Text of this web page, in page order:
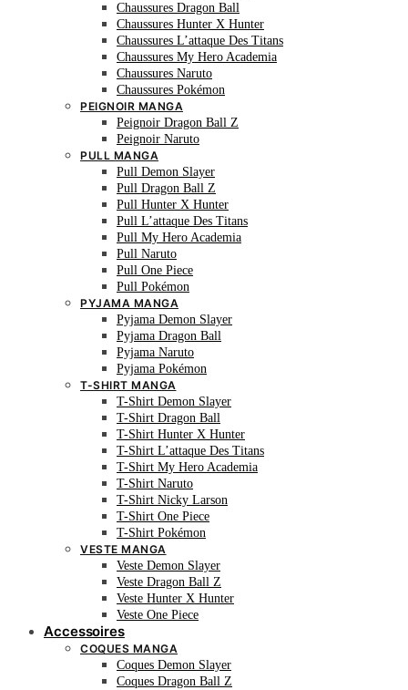
Chaussures Dragon Ball
Chaussures Hunter X Hunter
Chaussures L’attaque Des Titans
Chaussures My Hero Academia
Chaussures Naruto
Chaussures Pokémon
PEIGNOIR MANGA
Peignoir Dragon Ball Z
Peignoir Naruto
PULL MANGA
Pull Demon Slayer
Pull Dragon Ball Z
Pull Hunter X Hunter
Pull L’attaque Des Titans
Pull My Hero Academia
Pull Naruto
Pull One Piece
Pull Pokémon
PYJAMA MANGA
Pyjama Demon Slayer
Pyjama Dragon Ball
Pyjama Naruto
Pyjama Pokémon
T-SHIRT MANGA
T-Shirt Demon Slayer
T-Shirt Dragon Ball
T-Shirt Hunter X Hunter
T-Shirt L’attaque Des Titans
T-Shirt My Hero Academia
T-Shirt Naruto
T-Shirt Nicky Larson
T-Shirt One Piece
T-Shirt Pokémon
VESTE MANGA
Veste Demon Slayer
Veste Dragon Ball Z
Veste Hunter X Hunter
Veste One Piece
Accessoires
COQUES MANGA
Coques Demon Slayer
Coques Dragon Ball Z